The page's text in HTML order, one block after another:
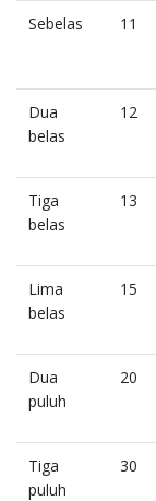
Sebelas 11
Dua
belas
12
Tiga
belas
13
Lima
belas
15
Dua
puluh
20
Tiga
puluh
30